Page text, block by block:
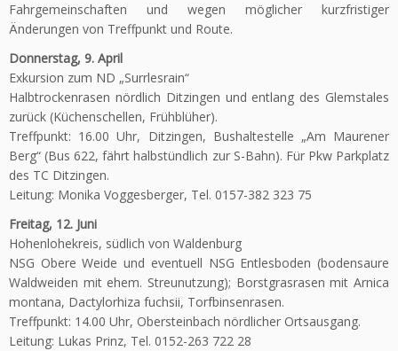
Fahrgemeinschaften und wegen möglicher kurzfristiger
Änderungen von Treffpunkt und Route.
Donnerstag, 9. April
Exkursion zum ND „Surrlesrain“
Halbtrockenrasen nördlich Ditzingen und entlang des Glemstales
zurück (Küchenschellen, Frühblüher).
Treffpunkt: 16.00 Uhr, Ditzingen, Bushaltestelle „Am Maurener
Berg“ (Bus 622, fährt halbstündlich zur S-Bahn). Für Pkw Parkplatz
des TC Ditzingen.
Leitung: Monika Voggesberger, Tel. 0157-382 323 75
Freitag, 12. Juni
Hohenlohekreis, südlich von Waldenburg
NSG Obere Weide und eventuell NSG Entlesboden (bodensaure
Waldweiden mit ehem. Streunutzung); Borstgrasrasen mit Arnica
montana, Dactylorhiza fuchsii, Torfbinsenrasen.
Treffpunkt: 14.00 Uhr, Obersteinbach nördlicher Ortsausgang.
Leitung: Lukas Prinz, Tel. 0152-263 722 28